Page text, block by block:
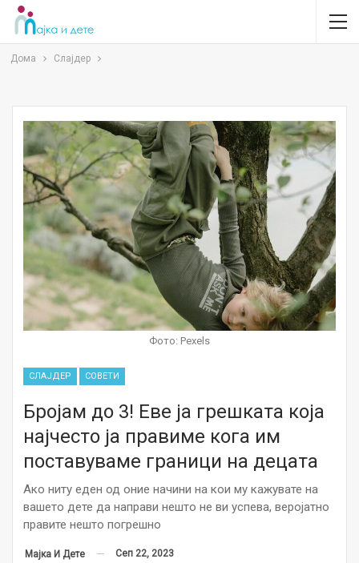
Дома Слајдер
Фото: Pexels
СЛАЈДЕР СОВЕТИ
Бројам до 3! Еве ја грешката која
најчесто ја правиме кога им
поставуваме граници на децата
Ако ниту еден од оние начини на кои му кажувате на
вашето дете да направи нешто не ви успева, веројатно
правите нешто погрешно
Мајка И Дете Сеп 22, 2023